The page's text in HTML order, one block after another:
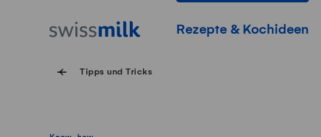
StartseiteHauptnavigation
Rezepte & Kochideen
Tipps und Tricks